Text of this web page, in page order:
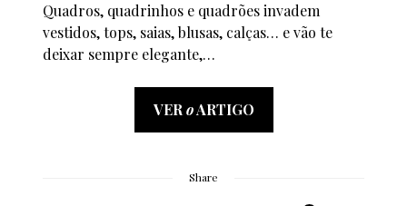
Quadros, quadrinhos e quadrões invadem
vestidos, tops, saias, blusas, calças… e vão te
deixar sempre elegante,…
VER oARTIGO
Share